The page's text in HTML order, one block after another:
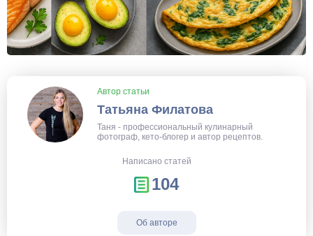
Автор статьи
Татьяна Филатова
Таня - профессиональный кулинарный
фотограф, кето-блогер и автор рецептов.
Написано статей
104
Об авторе